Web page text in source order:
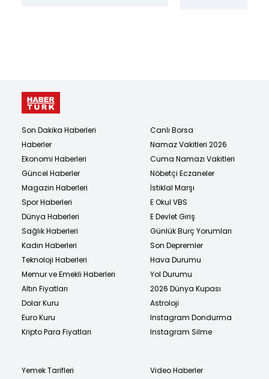
Son Dakika Haberleri
Haberler
Ekonomi Haberleri
Güncel Haberler
Magazin Haberleri
Spor Haberleri
Dünya Haberleri
Sağlık Haberleri
Kadın Haberleri
Teknoloji Haberleri
Memur ve Emekli Haberleri
Altın Fiyatları
Dolar Kuru
Euro Kuru
Kripto Para Fiyatları
Canlı Borsa
Namaz Vakitleri 2026
Cuma Namazı Vakitleri
Nöbetçi Eczaneler
İstiklal Marşı
E Okul VBS
E Devlet Giriş
Günlük Burç Yorumları
Son Depremler
Hava Durumu
Yol Durumu
2026 Dünya Kupası
Astroloji
Instagram Dondurma
Instagram Silme
Yemek Tarifleri
Video Haberler